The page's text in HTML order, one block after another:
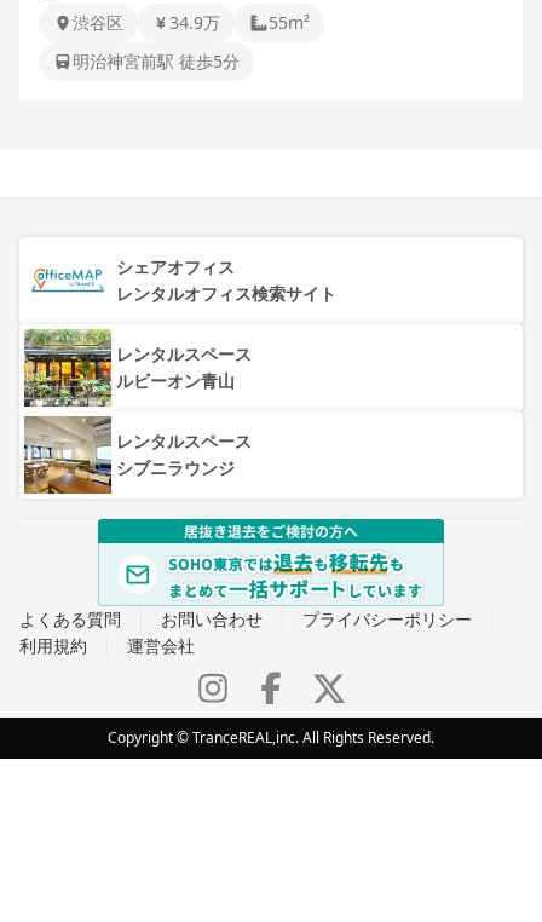
渋谷区 34.9万
55m²
明治神宮前駅 徒歩5分
シェアオフィス
レンタルオフィス検索サイト
レンタルスペース
ルビーオン青山
レンタルスペース
シブニラウンジ
よくある質問 お問い合わせ
プライバシーポリシー
利用規約
運営会社
Copyright © TranceREAL,inc. All Rights Reserved.